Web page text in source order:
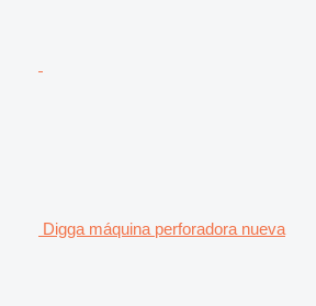
Digga máquina perforadora nueva